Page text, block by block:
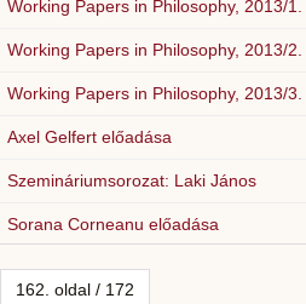
Working Papers in Philosophy, 2013/1.
Working Papers in Philosophy, 2013/2.
Working Papers in Philosophy, 2013/3.
Axel Gelfert előadása
Szemináriumsorozat: Laki János
Sorana Corneanu előadása
162. oldal / 172